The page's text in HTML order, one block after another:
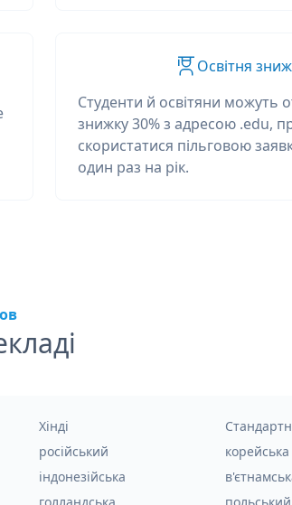
Освітня
Студенти й освітяни можуть
знижку 30% з адресою .edu,
скористатися пільговою
один раз на рік.
Хінді
російський
корейська
індонезійська